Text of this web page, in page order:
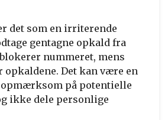
det som en irriterende
gentagne opkald fra
blokerer nummeret, mens
opkaldene. Det kan være en
på potentielle
ikke dele personlige